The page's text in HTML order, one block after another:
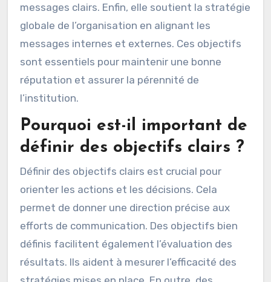
messages clairs. Enfin, elle soutient la stratégie
globale de l’organisation en alignant les
messages internes et externes. Ces objectifs
sont essentiels pour maintenir une bonne
réputation et assurer la pérennité de
l’institution.
Pourquoi est-il important de
définir des objectifs clairs ?
Définir des objectifs clairs est crucial pour
orienter les actions et les décisions. Cela
permet de donner une direction précise aux
efforts de communication. Des objectifs bien
définis facilitent également l’évaluation des
résultats. Ils aident à mesurer l’efficacité des